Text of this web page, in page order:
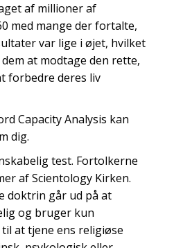
af millioner af
med mange der fortalte,
var lige i øjet, hvilket
at modtage den rette,
forbedre deres liv
Capacity Analysis kan
dig.
test. Fortolkerne
af Scientology Kirken.
doktrin går ud på at
og bruger kun
at tjene ens religiøse